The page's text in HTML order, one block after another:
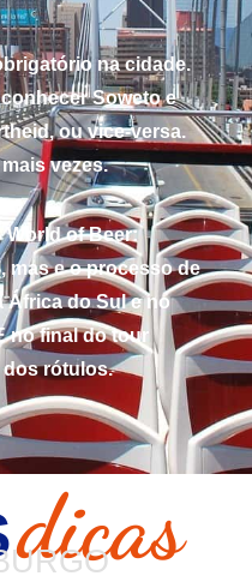
na cidade.
Soweto e
ou vice-versa.
vezes.
World of Beer:
mas e o processo de
África do Sul e no
no final do tour
dos rótulos.
dicas